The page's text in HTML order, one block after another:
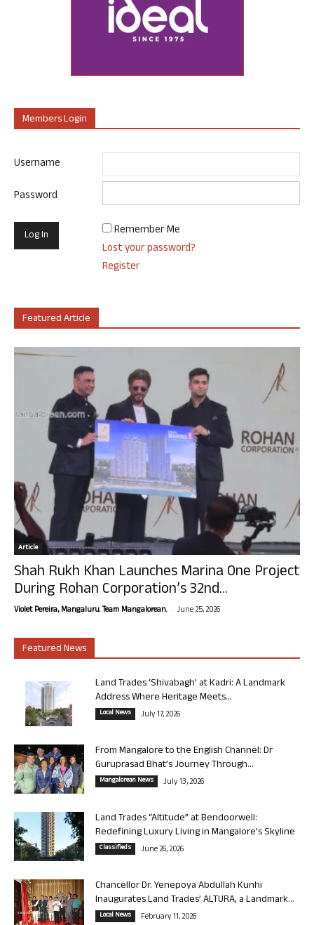
Members Login
Username
Password
Remember Me
Lost your password?
Register
Featured Article
Article
Shah Rukh Khan Launches Marina One Project
During Rohan Corporation’s 32nd...
Violet Pereira, Mangaluru. Team Mangalorean. - June 25, 2026
Featured News
Land Trades ‘Shivabagh’ at Kadri: A Landmark
Address Where Heritage Meets...
Local News July 17, 2026
From Mangalore to the English Channel: Dr
Guruprasad Bhat’s Journey Through...
Mangalorean News July 13, 2026
Land Trades “Altitude” at Bendoorwell:
Redefining Luxury Living in Mangalore’s Skyline
Classifieds June 26, 2026
Chancellor Dr. Yenepoya Abdullah Kunhi
Inaugurates Land Trades’ ALTURA, a Landmark...
Local News February 11, 2026